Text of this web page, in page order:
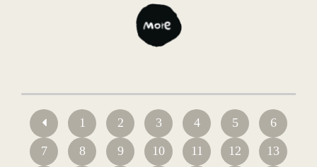
1 2 3 4 5
6
7
8 9 10 11 12
13